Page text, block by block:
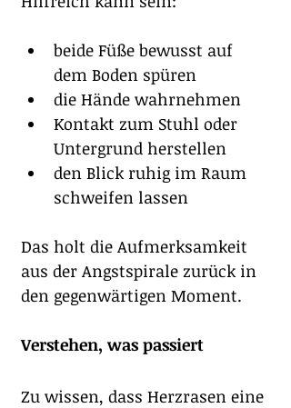
beide Füße bewusst auf
dem Boden spüren
die Hände wahrnehmen
Kontakt zum Stuhl oder
Untergrund herstellen
den Blick ruhig im Raum
schweifen lassen
Das holt die Aufmerksamkeit
aus der Angstspirale zurück in
den gegenwärtigen Moment.
Verstehen, was passiert
Zu wissen, dass Herzrasen eine